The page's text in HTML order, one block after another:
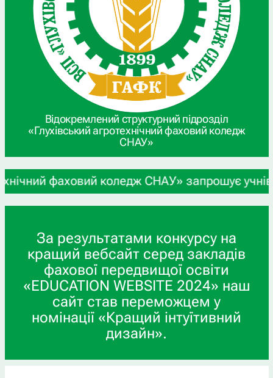
Відокремлений структурний підрозділ
«Глухівський агротехнічний фаховий коледж
СНАУ»
коледж СНАУ» запрошує учнів 9-х та
За результатами конкурсу на
кращий вебсайт серед закладів
фахової передвищої освіти
«EDUCATION WEBSITE 2024» наш
сайт став переможцем у
номінації «Кращий інтуїтивний
дизайн».